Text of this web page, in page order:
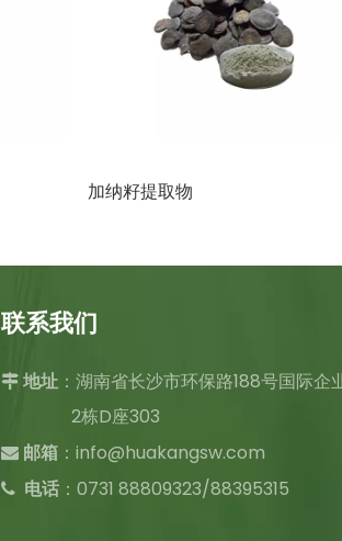
加纳籽提取物
联系我们
 地址 ：湖南省长沙市环保路188号国际企
2栋D座303
 邮箱 ： info@huakangsw.com
 电话 ：0731 88809323/88395315